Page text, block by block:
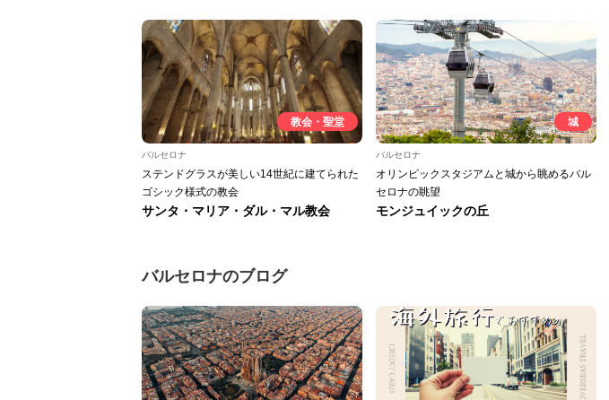
教会・聖堂
バルセロナ
ステンドグラスが美しい14世紀に建てられた
ゴシック様式の教会
サンタ・マリア・ダル・マル教会
城
バルセロナ
オリンピックスタジアムと城から眺めるバル
セロナの眺望
モンジュイックの丘
バルセロナのブログ